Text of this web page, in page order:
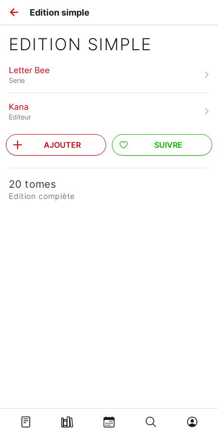
Edition simple
EDITION SIMPLE
Letter Bee
Serie
Kana
Editeur
AJOUTER SUIVRE
20 tomes
Edition complète